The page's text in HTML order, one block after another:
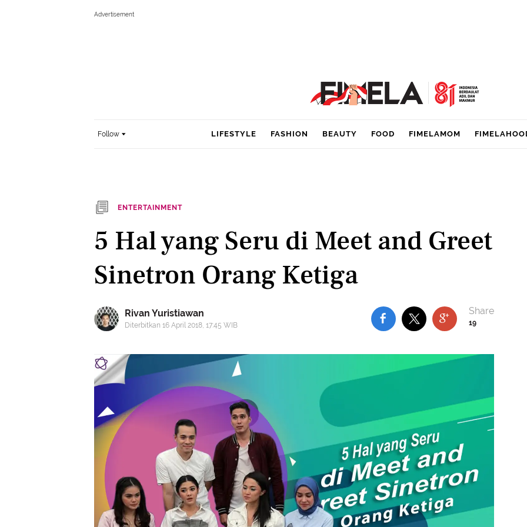
Follow LIFESTYLE FASHION BEAUTY FOOD FIMELAMOM
ENTERTAINMENT
5 Hal yang Seru di Meet and Greet
Sinetron Orang Ketiga
Rivan Yuristiawan
Diterbitkan 16 April 2018, 17:45 WIB 19